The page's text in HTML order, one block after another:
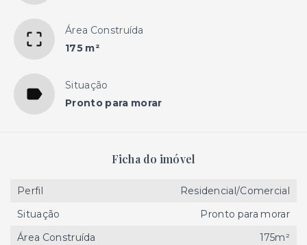
Área Construída
175 m²
Situação
Pronto para morar
Ficha do imóvel
Perfil
Residencial/Comercial
Situação
Pronto para morar
Área Construída
175m²